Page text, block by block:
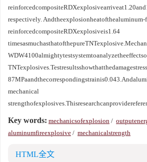
respectively. Andtheexplosionheatofthealuminum-
reinforcedcompositeRDXexplosiveis1.64
mechanical
Key words: mechanicsofexplosion /
aluminumfireexplosive / mechanicalstrength
HTML全文